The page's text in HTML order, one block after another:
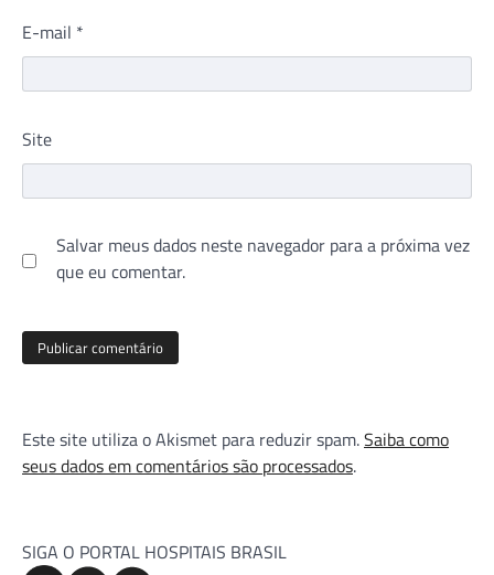
E-mail *
Site
Salvar meus dados neste navegador para a próxima vez
que eu comentar.
Este site utiliza o Akismet para reduzir spam.Saiba como
seus dados em comentários são processados.
SIGA O PORTAL HOSPITAIS BRASIL